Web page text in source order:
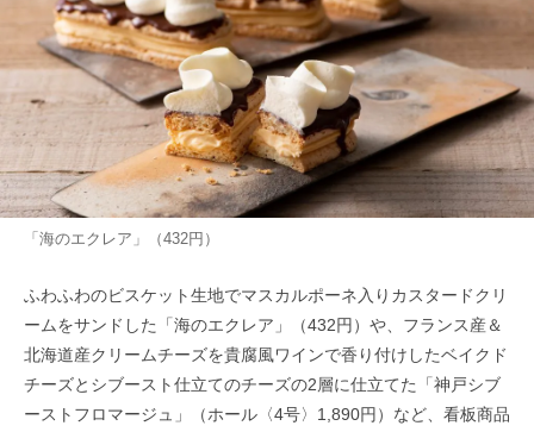
「海のエクレア」（432円）
ふわふわのビスケット生地でマスカルポーネ入りカスタードクリ
ームをサンドした「海のエクレア」（432円）や、フランス産＆
北海道産クリームチーズを貴腐風ワインで香り付けしたベイクド
チーズとシブースト仕立てのチーズの2層に仕立てた「神戸シブ
ーストフロマージュ」（ホール〈4号〉1,890円）など、看板商品